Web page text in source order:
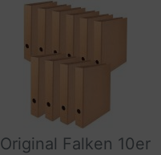
Original Falken 10er